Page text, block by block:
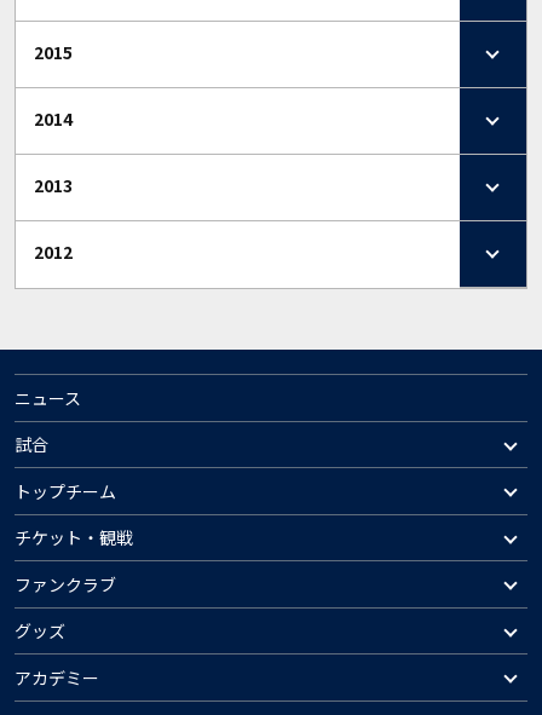
2015
2014
2013
2012
ニュース
試合
トップチーム
チケット・観戦
ファンクラブ
グッズ
アカデミー